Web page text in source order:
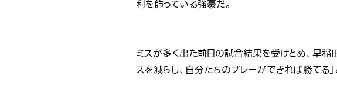
利を飾っている強豪だ。
ミスが多く出た前日の試合結果を受けとめ、早稲
スを減らし、自分たちのプレーができれば勝てる